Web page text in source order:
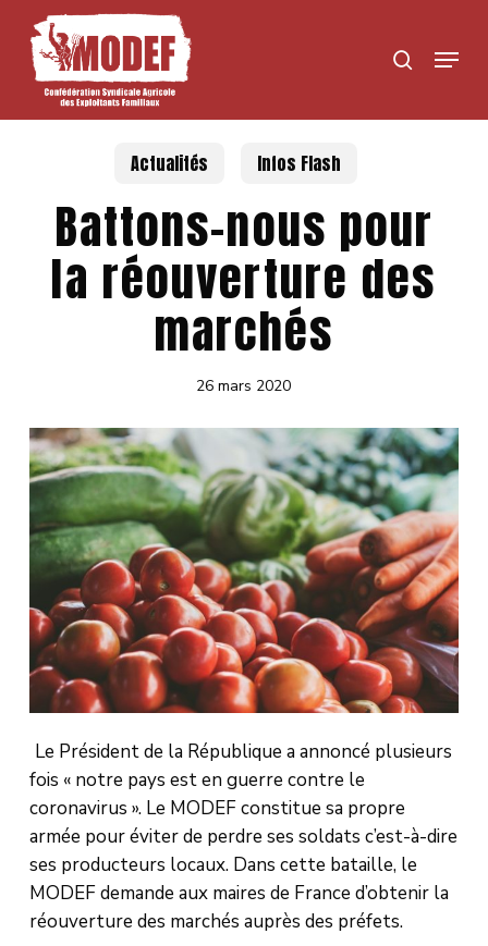
content
search
Menu
Actualités Infos Flash
Battons-nous pour
la réouverture des
marchés
26 mars 2020
Le Président de la République a annoncé plusieurs
fois « notre pays est en guerre contre le
coronavirus ». Le MODEF constitue sa propre
armée pour éviter de perdre ses soldats c’est-à-dire
ses producteurs locaux. Dans cette bataille, le
MODEF demande aux maires de France d’obtenir la
réouverture des marchés auprès des préfets.